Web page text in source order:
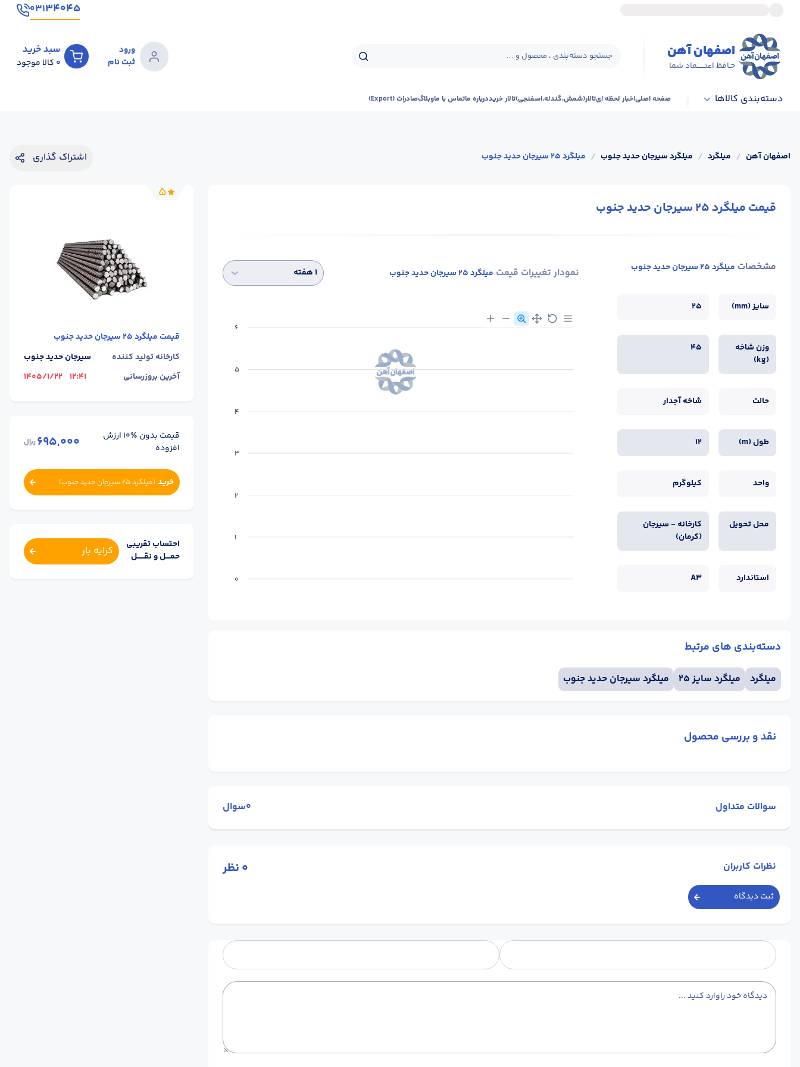
۳۴۰۴۵۰۳۱
اصفهان آهن
حـافظ اعتــــــماد شما
جستجو دسته‌بندی ، محصول و ...
ورود
ثبت نام
سبد خرید
0 کالا موجود
دسته‌بندی کالاها صفحه اصلیاخبار لحظه ایتالار(شمش،گندله،اسفنجی)تالار خریددرباره ماتماس با ماوبلاگصادرات (Export)
اصفهان آهن / میلگرد / میلگرد سیرجان حدید جنوب / میلگرد 25 سیرجان حدید جنوب اشتراک گذاری
قیمت میلگرد 25 سیرجان حدید جنوب
مشخصات میلگرد 25 سیرجان حدید جنوب
سایز (mm) 25
وزن شاخه
(kg)
45
حالت شاخه آجدار
طول (m) 12
واحد کیلوگرم
محل تحویل
کارخانه - سیرجان
(کرمان)
استاندارد A3
نمودار تغییرات قیمت میلگرد 25 سیرجان حدید جنوب ۱ هفته
6
5
4
3
2
1
0
دسته‌بندی های مرتبط
میلگرد میلگرد سایز 25 میلگرد سیرجان حدید جنوب
نقد و بررسی محصول
سوالات متداول 0سوال
نظرات کاربران 0نظر
ثبت دیدگاه
5
قیمت میلگرد 25 سیرجان حدید جنوب
کارخانه تولید کننده
سیرجان حدید جنوب
آخرین بروزرسانی
12:41
1405/1/22
قیمت بدون ٪۱۰ ارزش
افزوده
695,000ریال
خرید (میلگرد 25 سیرجان حدید جنوب )
احتساب تقریبی
حمــــل و نقــــــل
کرایه بار